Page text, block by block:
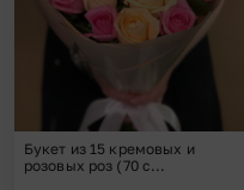
Букет из 15 кремовых и
розовых роз (70 с...